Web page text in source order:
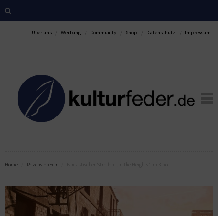
Über uns Werbung Community Shop Datenschutz Impressum
Home RezensionFilm